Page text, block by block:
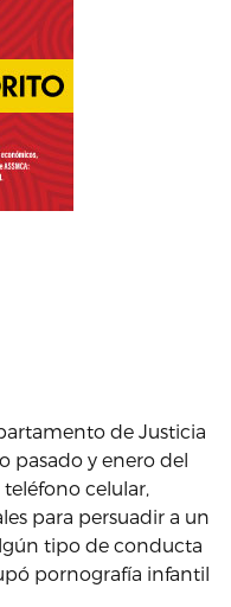
de Justicia
pasado y enero del
celular,
para persuadir a un
tipo de conducta
pornografía infantil